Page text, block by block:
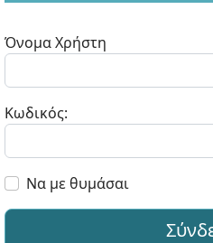
Όνομα Χρήστη
Κωδικός:
Να με θυμάσαι